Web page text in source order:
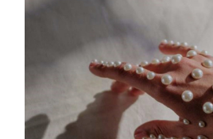
BODY
Body Shape